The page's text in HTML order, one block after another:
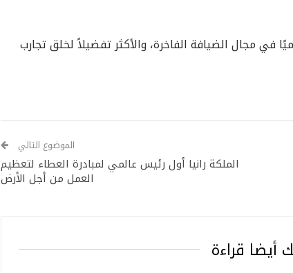
في مجال الضيافة الفاخرة، والأكثر تفضيلاً لخلق تجارب
الموضوع التالي
الملكة رانيا أول رئيس عالمي لمبادرة العطاء لتعظيم
العمل من أجل الأرض
أيضا قراءة